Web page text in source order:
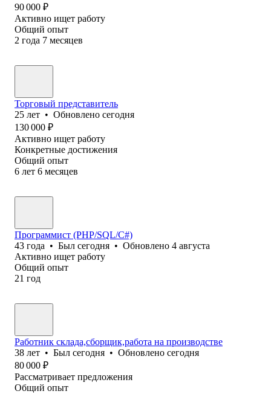
90 000 ₽
Активно ищет работу
Общий опыт
2 года 7 месяцев
Торговый представитель
25 лет • Обновлено сегодня
130 000 ₽
Активно ищет работу
Конкретные достижения
Общий опыт
6 лет 6 месяцев
Программист (PHP/SQL/C#)
43 года • Был сегодня • Обновлено 4 августа
Активно ищет работу
Общий опыт
21 год
Работник склада,сборщик,работа на производстве
38 лет • Был сегодня • Обновлено сегодня
80 000 ₽
Рассматривает предложения
Общий опыт